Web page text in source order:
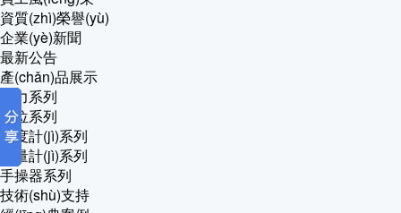
資質(zhì)榮譽(yù)
企業(yè)新聞
最新公告
產(chǎn)品展示
壓力系列
液位系列
密度計(jì)系列
流量計(jì)系列
手操器系列
技術(shù)支持